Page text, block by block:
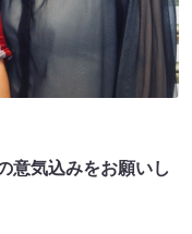
気込みをお願いし